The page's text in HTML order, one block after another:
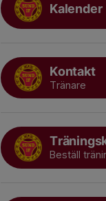
Kalender
Kontakt
Tränare
Beställ